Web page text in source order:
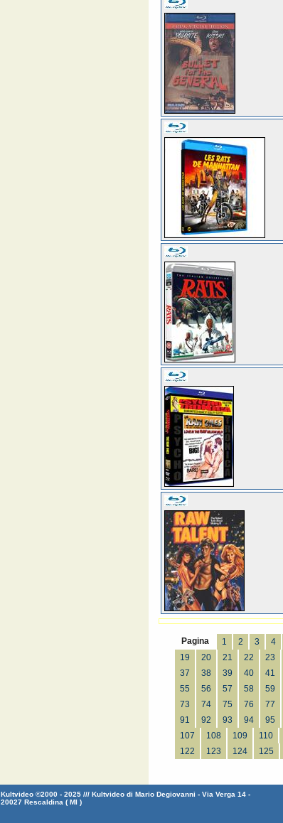
Pagina 1 2 3 4
19
20 21 22 23
37
38 39 40 41
55
56 57 58 59
73
74 75 76 77
91
92 93 94 95
107
108 109 110
122
123 124 125
Kultvideo ©2000 - 2025 /// Kultvideo di Mario Degiovanni - Via Verga 14 -
20027 Rescaldina ( MI )